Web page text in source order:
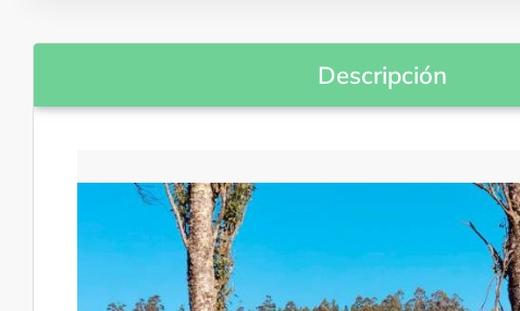
Danzas tradicionales
Descripción